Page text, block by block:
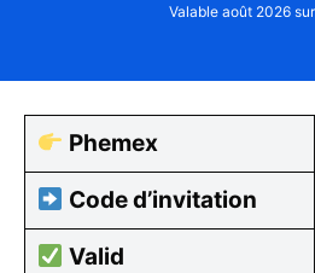
Valable août 2026
Phemex
Code d’invitation
Valid